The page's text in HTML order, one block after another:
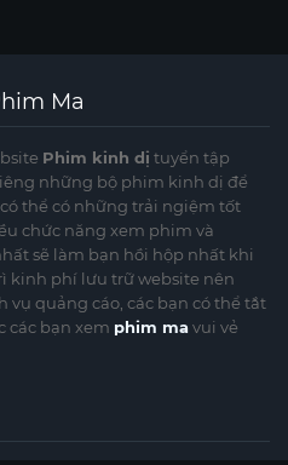
Ma
Phim kinh dị tuyển tập
những bộ phim kinh dị để
thể có những trải ngiệm tốt
chức năng xem phim và
sẽ làm bạn hồi hộp nhất khi
kinh phí lưu trữ website nên
vụ quảng cáo, các bạn có thể tắt
các bạn xem phim mavui vẻ